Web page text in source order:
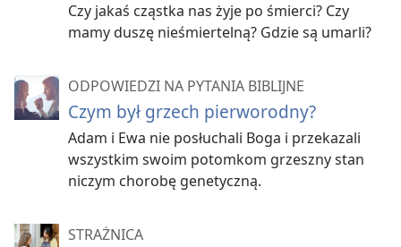
Czy jakaś cząstka nas żyje po śmierci? Czy
mamy duszę nieśmiertelną? Gdzie są umarli?
ODPOWIEDZI NA PYTANIA BIBLIJNE
Czym był grzech pierworodny?
Adam i Ewa nie posłuchali Boga i przekazali
wszystkim swoim potomkom grzeszny stan
niczym chorobę genetyczną.
STRAŻNICA